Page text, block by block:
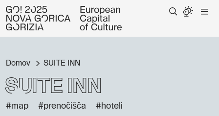
Domov SUITE INN
SUITE INN
#map #prenočišča #hoteli